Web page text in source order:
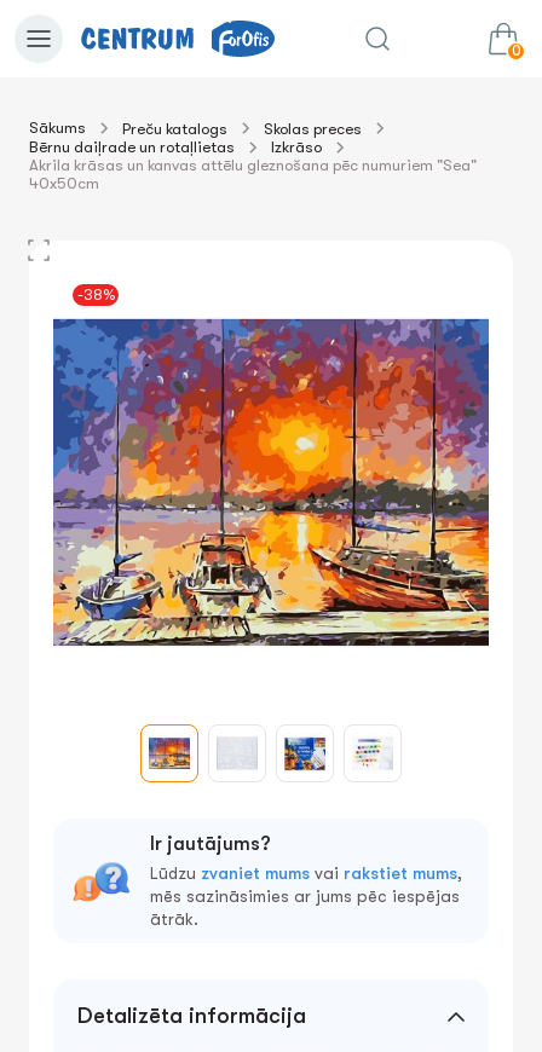
0
uz grozu Summa: 0.00€
Sākums Preču katalogs
Skolas preces
Bērnu daiļrade un rotaļlietas
Izkrāso
Akrila krāsas un kanvas attēlu gleznošana pēc numuriem "Sea"
40x50cm
-38%
Ir jautājums?
Lūdzu zvaniet mums vai rakstiet mums,
mēs sazināsimies ar jums pēc iespējas
ātrāk.
Detalizēta informācija